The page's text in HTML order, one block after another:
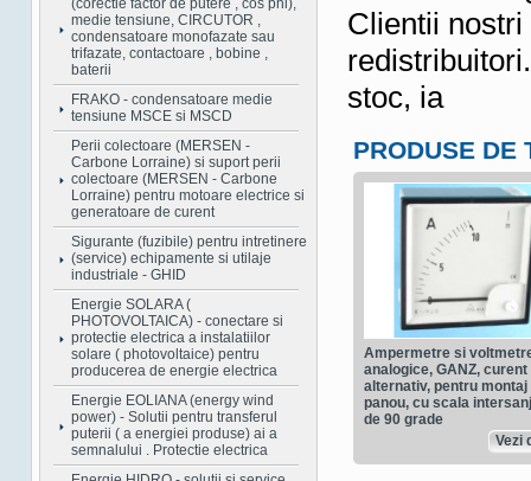
(corectie factor de putere , cos phi),
medie tensiune, CIRCUTOR ,
condensatoare monofazate sau
trifazate, contactoare , bobine ,
baterii
FRAKO - condensatoare medie
tensiune MSCE si MSCD
Perii colectoare (MERSEN -
Carbone Lorraine) si suport perii
colectoare (MERSEN - Carbone
Lorraine) pentru motoare electrice si
generatoare de curent
Sigurante (fuzibile) pentru intretinere
(service) echipamente si utilaje
industriale - GHID
Energie SOLARA (
PHOTOVOLTAICA) - conectare si
protectie electrica a instalatiilor
solare ( photovoltaice) pentru
producerea de energie electrica
Energie EOLIANA (energy wind
power) - Solutii pentru transferul
puterii ( a energiei produse) ai a
semnalului . Protectie electrica
Clientii
stoc, ia
PRODUSE DE
Ampermetre si
analogice, GANZ, curent
alternativ, pentru montaj
panou, cu scala
de 90 grade
Vezi